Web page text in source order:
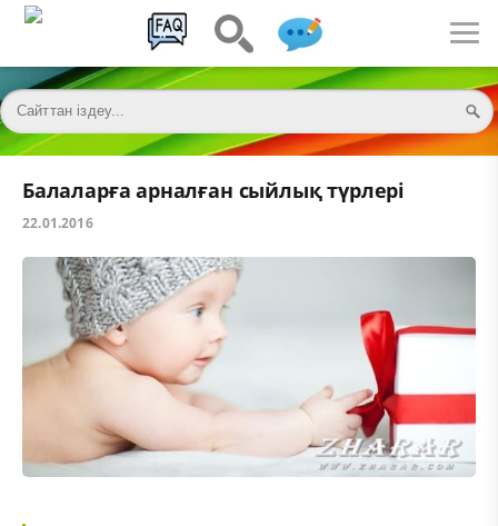
Балаларға арналған сыйлық түрлері
22.01.2016